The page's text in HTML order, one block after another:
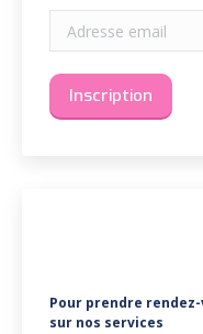
Pour prendre
sur nos services